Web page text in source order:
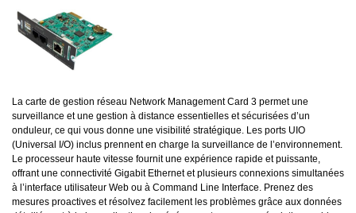
La carte de gestion réseau Network Management Card 3 permet une
surveillance et une gestion à distance essentielles et sécurisées d’un
onduleur, ce qui vous donne une visibilité stratégique. Les ports UIO
(Universal I/O) inclus prennent en charge la surveillance de l’environnement.
Le processeur haute vitesse fournit une expérience rapide et puissante,
offrant une connectivité Gigabit Ethernet et plusieurs connexions simultanées
à l’interface utilisateur Web ou à Command Line Interface. Prenez des
mesures proactives et résolvez facilement les problèmes grâce aux données